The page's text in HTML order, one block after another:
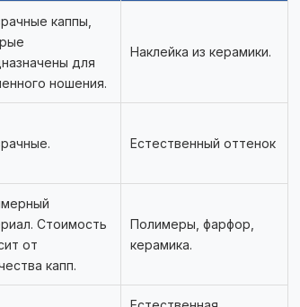
каппы,
для
ношения.
Наклейка из керамики.
Естественный оттенок
Стоимость
от
капп.
Полимеры, фарфор,
керамика.